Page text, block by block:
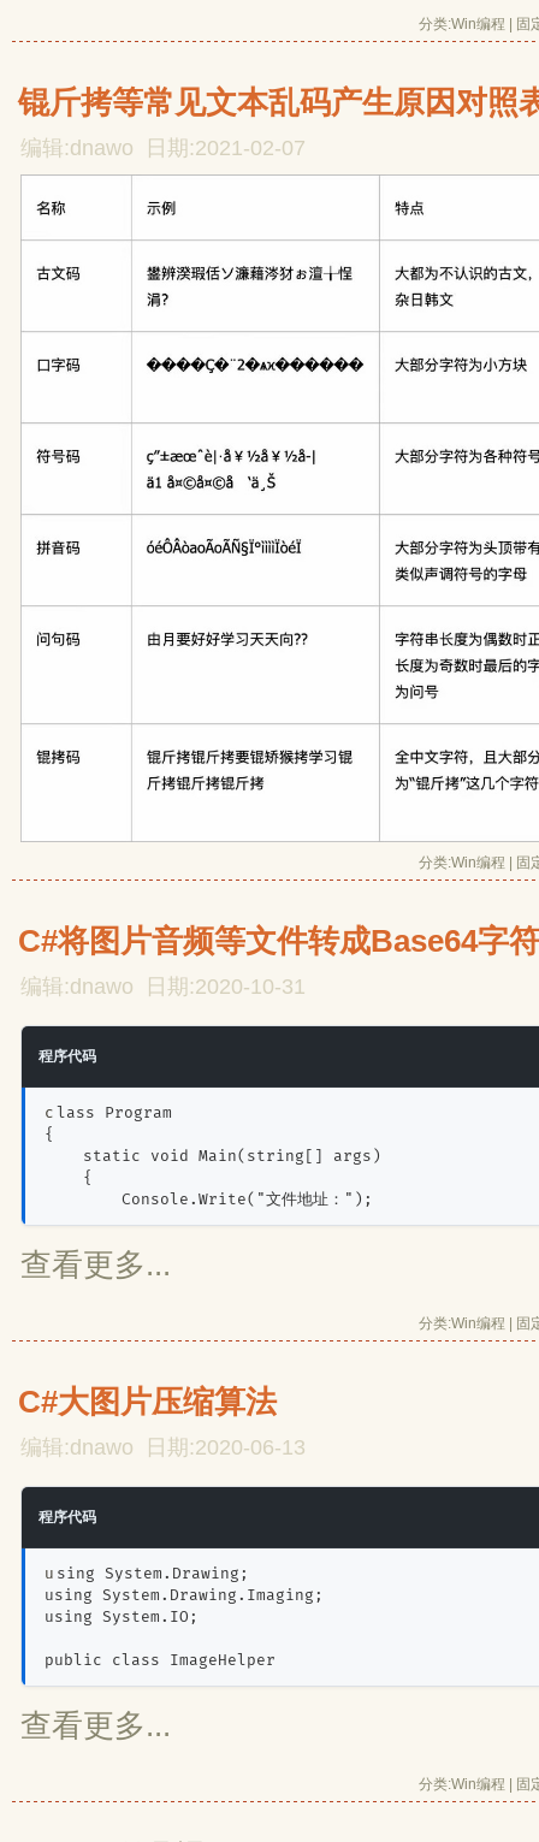
分类:Win编程 固
锟斤拷等常见文本乱码产生原因对照
编辑:dnawo 日期:2021-02-07
分类:Win编程 固
C#将图片音频等文件转成Base64字
编辑:dnawo 日期:2020-10-31
程序代码
class Program
{
static void Main(string[] args)
{
Console.Write("文件地址：");
查看更多...
分类:Win编程 固
C#大图片压缩算法
编辑:dnawo 日期:2020-06-13
程序代码
using System.Drawing;
using System.Drawing.Imaging;
using System.IO;
public class ImageHelper
查看更多...
分类:Win编程 固